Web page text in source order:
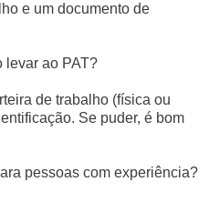
e um documento de
levar ao PAT?
de trabalho (física ou
Se puder, é bom
pessoas com experiência?